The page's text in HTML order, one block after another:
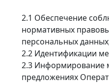
2.1 Обеспечение
нормативных
персональных
2.2 Идентификации
2.3 Информирование
предложениях